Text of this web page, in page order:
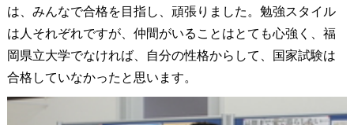
は、みんなで合格を目指し、頑張りました。勉強スタイル
は人それぞれですが、仲間がいることはとても心強く、福
岡県立大学でなければ、自分の性格からして、国家試験は
合格していなかったと思います。